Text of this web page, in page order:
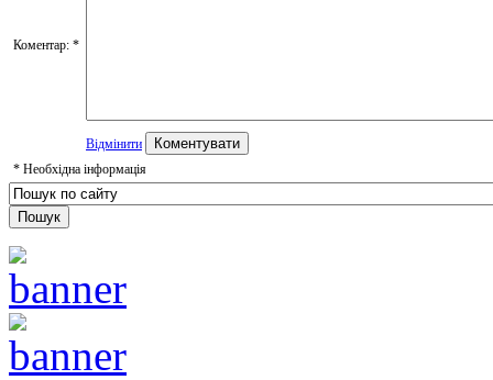
Коментар: *
Відмінити
* Необхідна інформація